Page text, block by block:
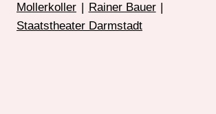
Mollerkoller
Rainer Bauer
Staatstheater Darmstadt